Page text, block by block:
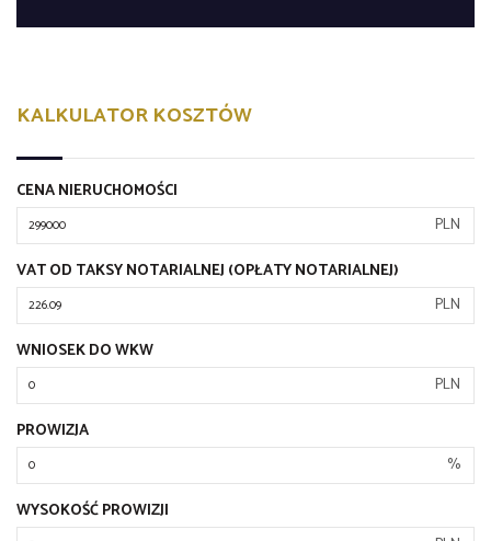
KALKULATOR KOSZTÓW
CENA NIERUCHOMOŚCI
PLN
VAT OD TAKSY NOTARIALNEJ (OPŁATY NOTARIALNEJ)
PLN
WNIOSEK DO WKW
PLN
PROWIZJA
%
WYSOKOŚĆ PROWIZJI